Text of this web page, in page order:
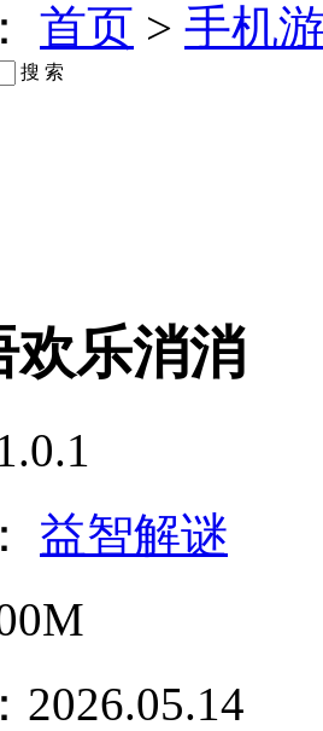
首页 > 手机
搜 索
欢乐消消
益智解谜
2026.05.14